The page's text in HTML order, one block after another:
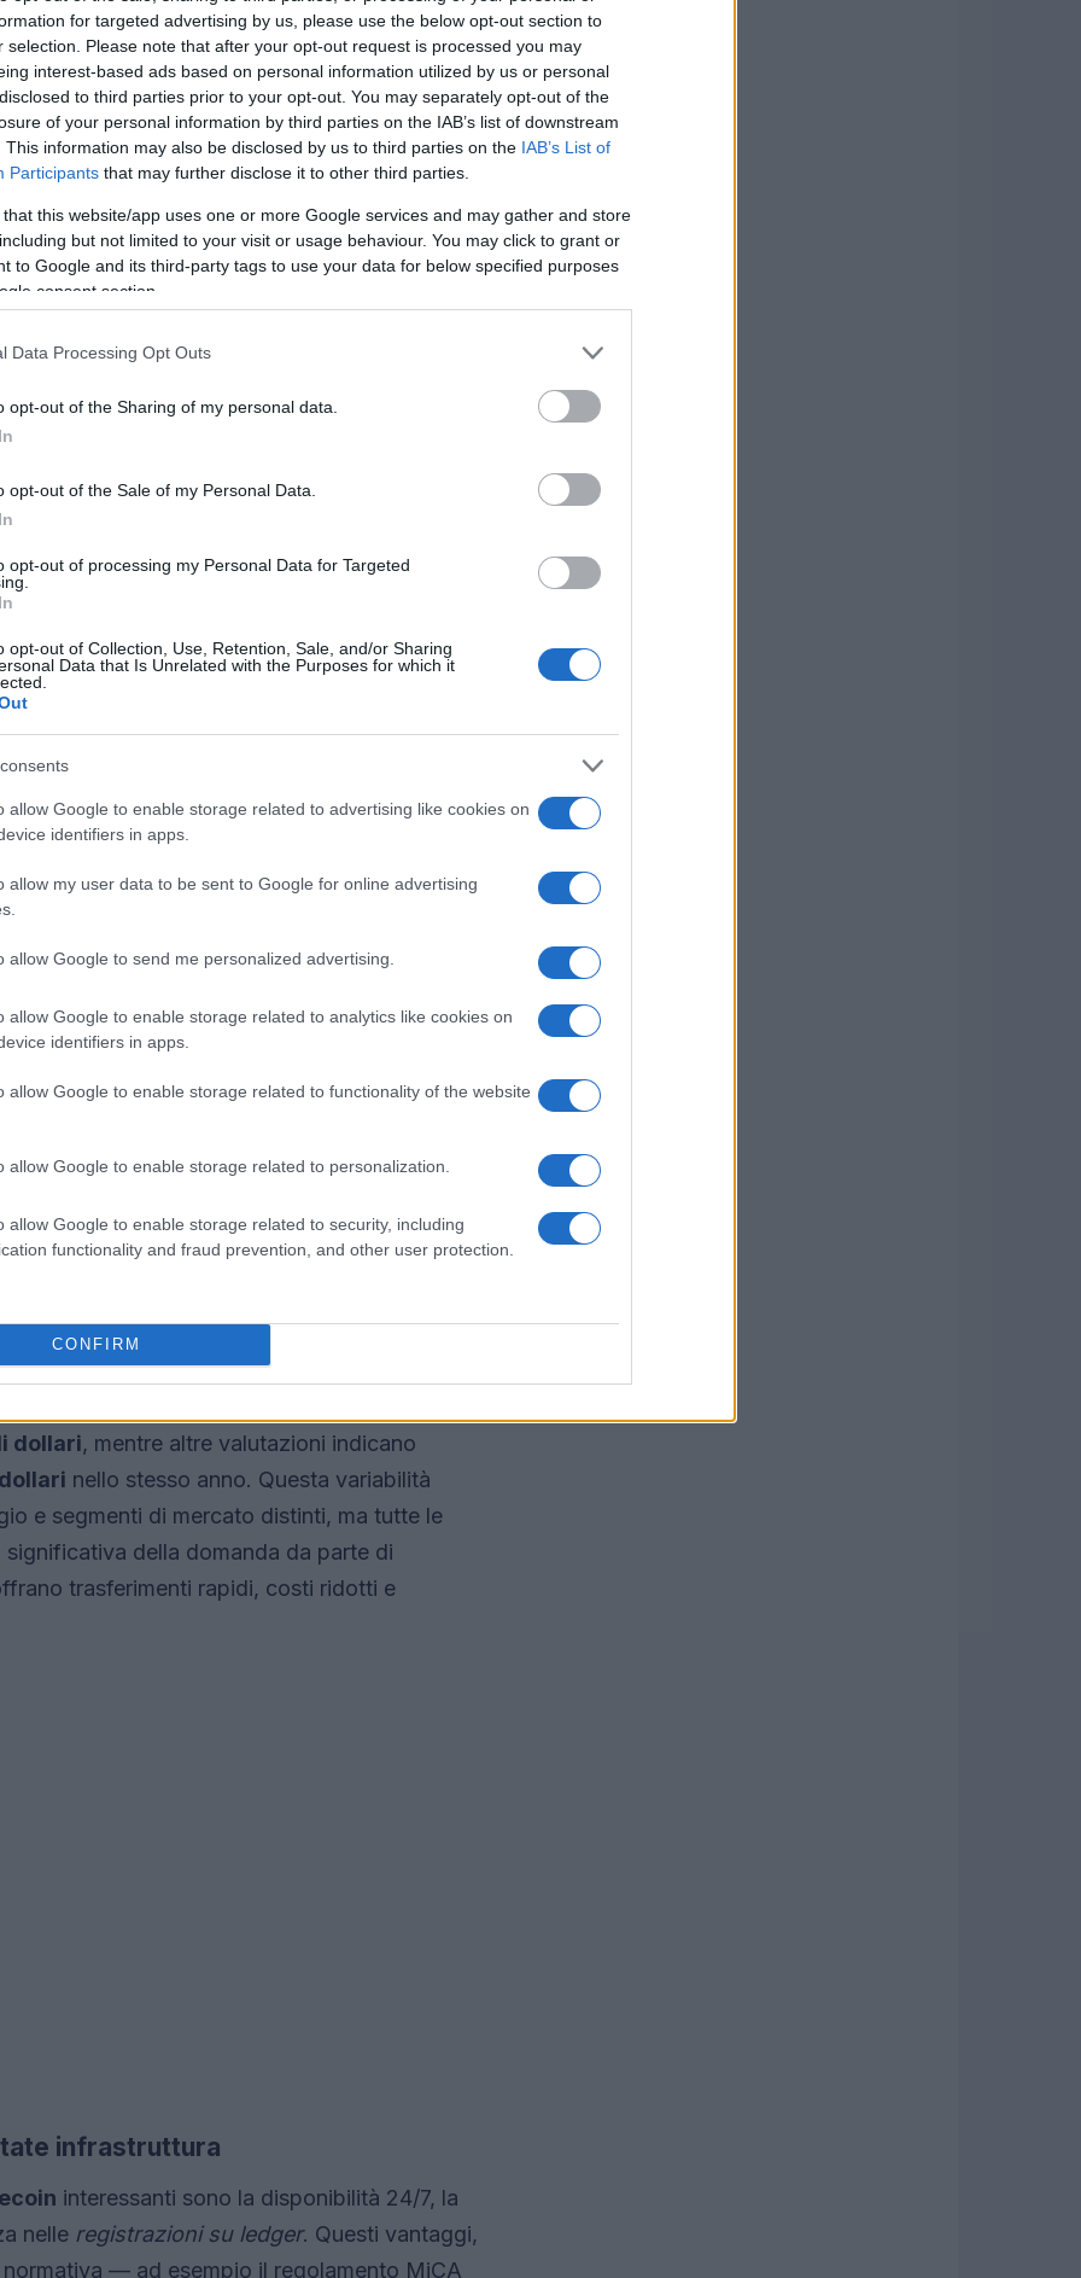
for targeted advertising by us, please use the below opt-out section to
selection. Please note that after your opt-out request is processed you may
interest-based ads based on personal information utilized by us or personal
to third parties prior to your opt-out. You may separately opt-out of the
of your personal information by third parties on the IAB’s list of downstream
This information may also be disclosed by us to third parties on the IAB’s List of
Participants that may further disclose it to other third parties.
that this website/app uses one or more Google services and may gather and store
but not limited to your visit or usage behaviour. You may click to grant or
to Google and its third-party tags to use your data for below specified purposes
consent section.
Data Processing Opt Outs
opt-out of the Sharing of my personal data.
opt-out of the Sale of my Personal Data.
opt-out of processing my Personal Data for Targeted
opt-out of Collection, Use, Retention, Sale, and/or Sharing
Data that Is Unrelated with the Purposes for which it
allow Google to enable storage related to advertising like cookies on
identifiers in apps.
allow my user data to be sent to Google for online advertising
allow Google to send me personalized advertising.
allow Google to enable storage related to analytics like cookies on
identifiers in apps.
allow Google to enable storage related to functionality of the website
allow Google to enable storage related to personalization.
allow Google to enable storage related to security, including
functionality and fraud prevention, and other user protection.
CONFIRM
basate sublockchain, con
e imprese che eseguono pagamenti
strategico
Hemson‑Struthers,
in stablecoin
di aver elaborato circa
con aziende come Worldpay, Deel e
rete globale diMastercard
valore in modo istantaneo e interoperabile,
delle soluzioni on-chain
e le rimesse alglobal payrolle ai
sono cruciali.BVNK
a imprese e fornitori di ottimizzare
alternativi basati sumoneta tokenizzataper
efficaci.
stablecoin e i numeri da
stablecoinmostrano trend di forte crescita,
analisi riportano cifre globali per il 2026
dollari, mentre altre valutazioni indicano
nello stesso anno. Questa variabilità
e segmenti di mercato distinti, ma tutte le
della domanda da parte di
trasferimenti rapidi, costi ridotti e
infrastruttura
interessanti sono la disponibilità 24/7, la
nelle registrazioni su ledger. Questi vantaggi,
— ad esempio il regolamento MiCA